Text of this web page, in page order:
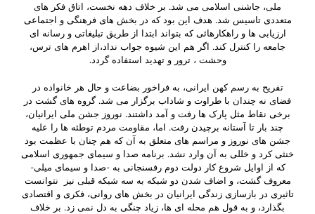
ملی، جاشنی اسلامی می شد. بر خلاف دهه نخست، اتاق فکر های
متعددی تاسیس شد. هدف این بود که در بخش های فرهنگی و اجتماعی
ارزیابی ها و راهکارهائی که بتواند ابتدا از طریق تبلیغاتی و رسانه ای
جامعه را کنترل کند. اگر هم این شیوه جواب نداد،از اهرم های ترس،
وحشت ، ترور و تهدید استفاده گردد.
تفریح به رسم کهن ایرانی، به فراخور بضاعت و حال هر خانواده در
فضای نه چندان با طراوت و شاداب برگزار می شد. گروه های گشت در
برخی نقاط مثل پارک ها رفت و آمد داشتند. نوروز جشن ملی ایرانیان،
چند بار تا آستانه برچیدن رفت. اما، مقاومت مردم توطئه ها را علیه
جشن های نوروز و مراسم های متعلق به آن که هم چنان با عظمت بود
خنثی کرد و خللی به آن وارد نشد. برنامه صدا و سیمای جمهوری اسلامی
که از اوایل شروع کار دولت دوم رفسنجانی به -صدا و سیمای میلی-
معروف گشت، و اضاف شدن دو شبکه به سه شبکه قبلی نیز نتوانست
تاثیری در بازسازی زندگی ایرانیان در بخش های روانی، فکری و اقتصادی
بگذارد، و به قول هم محله ای ها، زیاد چنگی به دل نمی زد. بر خلاف